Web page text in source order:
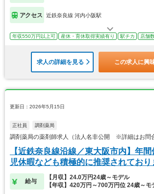
アクセス 近鉄奈良線 河内小阪駅
年収550万円以上可 産休・育休取得実績有り 駅チカ 店舗
求人の詳細を見る この求人に興
更新日：2026年5月15日
正社員 調剤薬局
調剤薬局の薬剤師求人（法人名非公開 ※詳細はお問
【近鉄奈良線沿線／東大阪市内】年
児休暇なども積極的に推奨されており
給与
【月収】24.0万円24歳～モデル
【年収】420万円～700万円位 24歳～モ